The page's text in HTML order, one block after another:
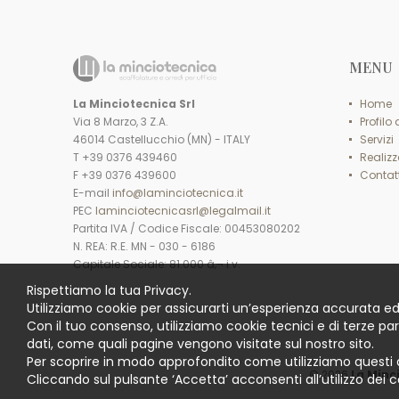
La Minciotecnica Srl
Via 8 Marzo, 3 Z.A.
46014 Castellucchio (MN) - ITALY
T +39 0376 439460
F +39 0376 439600
E-mail info@laminciotecnica.it
PEC laminciotecnicasrl@legalmail.it
Partita IVA / Codice Fiscale: 00453080202
N. REA: R.E. MN - 030 - 6186
Capitale Sociale: 81.000 â‚¬ i.v.
MENU
Home
Profilo
Servizi
© 2026La
Rispettiamo la tua Privacy.
Utilizziamo cookie per assicurarti un’esperienza accurata
Con il tuo consenso, utilizziamo cookie tecnici e di terze
dati, come quali pagine vengono visitate sul nostro sito.
Per scoprire in modo approfondito come utilizziamo questi
Cliccando sul pulsante ‘Accetta’ acconsenti all’utilizzo dei